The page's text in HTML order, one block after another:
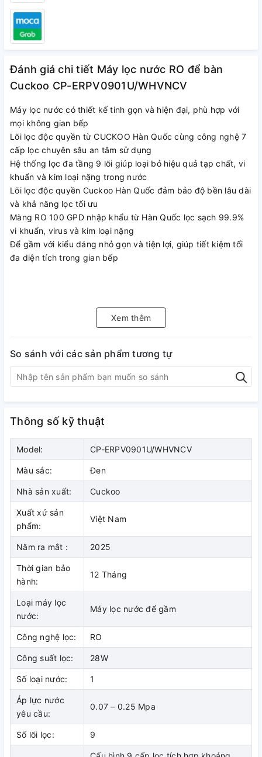
Đánh giá chi tiết Máy lọc nước RO để bàn
Cuckoo CP-ERPV0901U/WHVNCV
Máy lọc nước có thiết kế tinh gọn và hiện đại, phù hợp với
mọi không gian bếp
Lõi lọc độc quyền từ CUCKOO Hàn Quốc cùng công nghệ 7
cấp lọc chuyên sâu an tâm sử dụng
Hệ thống lọc đa tầng 9 lõi giúp loại bỏ hiệu quả tạp chất, vi
khuẩn và kim loại nặng trong nước
Lõi lọc độc quyền Cuckoo Hàn Quốc đảm bảo độ bền lâu dài
và khả năng lọc tối ưu
Màng RO 100 GPD nhập khẩu từ Hàn Quốc lọc sạch 99.9%
vi khuẩn, virus và kim loại nặng
Để gầm với kiểu dáng nhỏ gọn và tiện lợi, giúp tiết kiệm tối
đa diện tích trong gian bếp
Xem thêm
So sánh với các sản phẩm tương tự
Thông số kỹ thuật
Model: CP-ERPV0901U/WHVNCV
Màu sắc: Đen
Nhà sản xuất: Cuckoo
Xuất xứ sản
phẩm:
Việt Nam
Năm ra mắt : 2025
Thời gian bảo
hành:
12 Tháng
Loại máy lọc
nước:
Máy lọc nước để gầm
Công nghệ lọc: RO
Công suất lọc: 28W
Số loại nước: 1
Áp lực nước
yêu cầu:
0.07 – 0.25 Mpa
Số lõi lọc: 9